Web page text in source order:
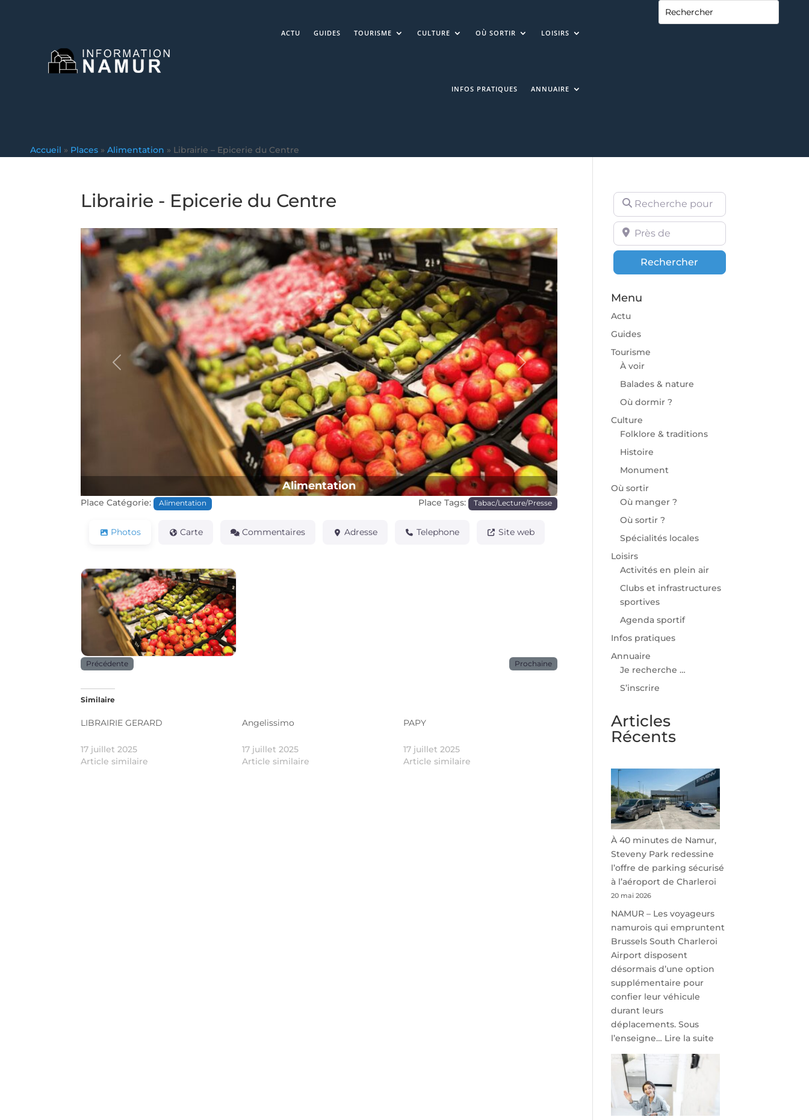
ACTU GUIDES TOURISME CULTURE OÙ SORTIR LOISIRS
INFOS PRATIQUES ANNUAIRE
Accueil » Places » Alimentation » Librairie – Epicerie du Centre
Librairie - Epicerie du Centre
Alimentation
Précédente Prochaine
Place Catégorie: Alimentation Place Tags: Tabac/Lecture/Presse
Photos Carte Commentaires Adresse Telephone Site web
Alimentation
Précédente Prochaine
Similaire
LIBRAIRIE GERARD
17 juillet 2025
Article similaire
Angelissimo
17 juillet 2025
Article similaire
PAPY
17 juillet 2025
Article similaire
Recherche pour
Près de
Rechercher
Menu
Actu
Guides
Tourisme
À voir
Balades & nature
Où dormir ?
Culture
Folklore & traditions
Histoire
Monument
Où sortir
Où manger ?
Où sortir ?
Spécialités locales
Loisirs
Activités en plein air
Clubs et infrastructures
sportives
Agenda sportif
Infos pratiques
Annuaire
Je recherche …
S’inscrire
Articles
Récents
À 40 minutes de Namur,
Steveny Park redessine
l’offre de parking sécurisé
à l’aéroport de Charleroi
20 mai 2026
NAMUR – Les voyageurs
namurois qui empruntent
Brussels South Charleroi
Airport disposent
désormais d’une option
supplémentaire pour
confier leur véhicule
durant leurs
déplacements. Sous
l’enseigne… Lire la suite